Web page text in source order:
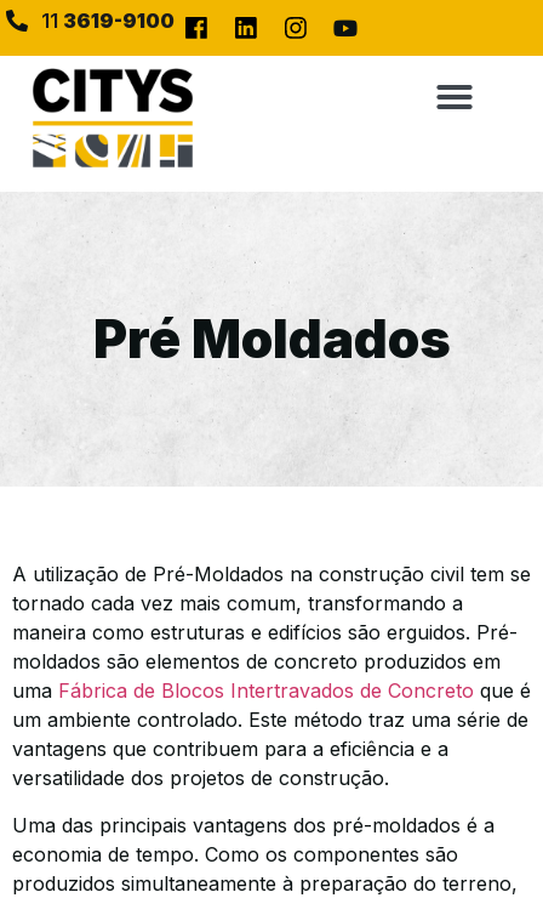
11 3619-9100
Pré Moldados
A utilização de Pré-Moldados na construção civil tem se
tornado cada vez mais comum, transformando a
maneira como estruturas e edifícios são erguidos. Pré-
moldados são elementos de concreto produzidos em
uma Fábrica de Blocos Intertravados de Concreto que é
um ambiente controlado. Este método traz uma série de
vantagens que contribuem para a eficiência e a
versatilidade dos projetos de construção.
Uma das principais vantagens dos pré-moldados é a
economia de tempo. Como os componentes são
produzidos simultaneamente à preparação do terreno,